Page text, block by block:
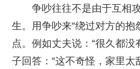
争吵往往不是由于互相
生。用争吵来“绕过对方的抱
点。例如丈夫说：“很久都
子回答：“这不奇怪，家里太